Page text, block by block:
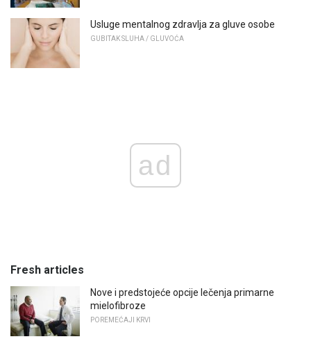
Usluge mentalnog zdravlja za gluve osobe
GUBITAK SLUHA / GLUVOĆA
ad
Fresh articles
Nove i predstojeće opcije lečenja primarne
mielofibroze
POREMEĆAJI KRVI